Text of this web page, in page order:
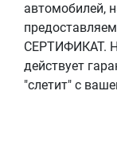
автомобилей,
СЕРТИФИКАТ.
действует
"слетит" с